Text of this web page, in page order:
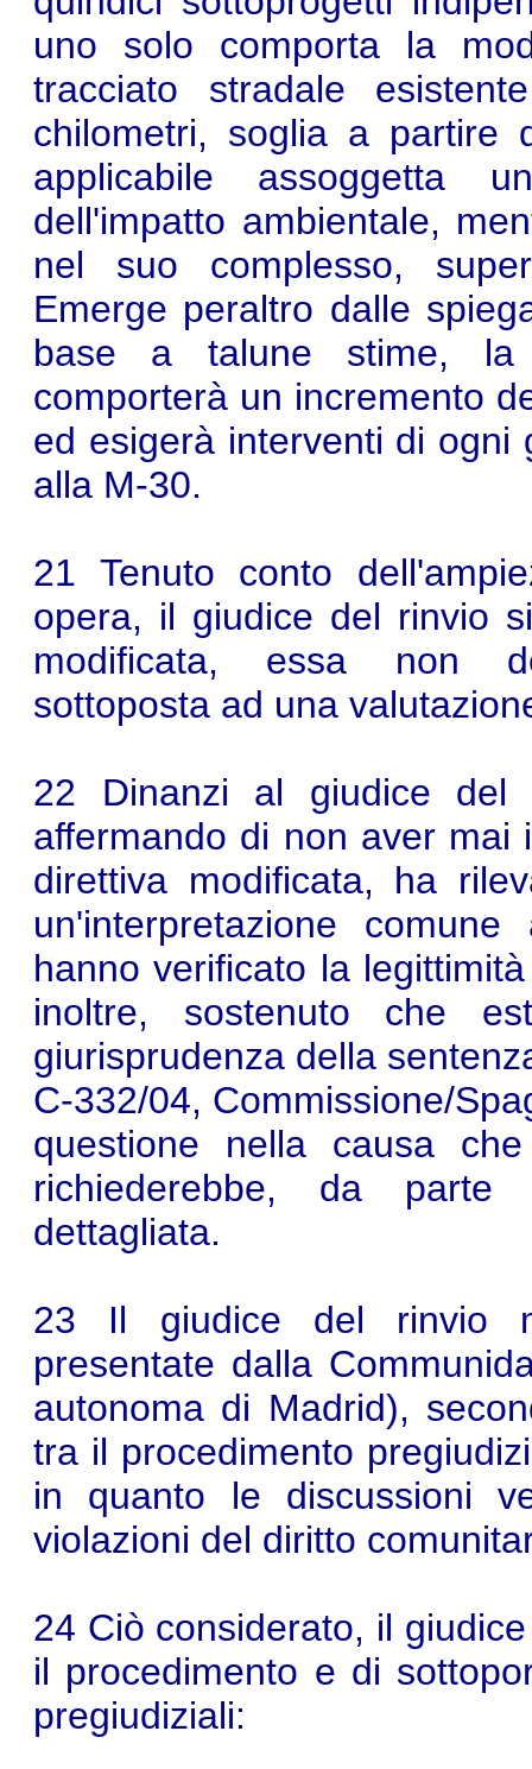
uno solo comporta la
tracciato stradale
chilometri, soglia a partire
applicabile assoggetta
dell'impatto ambientale,
nel suo complesso,
Emerge peraltro dalle
base a talune stime, la
comporterà un incremento
ed esigerà interventi di ogni
alla M-30.
21 Tenuto conto
opera, il giudice del rinvio
modificata, essa non
sottoposta ad una
22 Dinanzi al giudice del
affermando di non aver mai
direttiva modificata, ha
un'interpretazione
hanno verificato la
inoltre, sostenuto che
giurisprudenza della
C‑332/04, Commissione/
questione nella causa
richiederebbe, da parte
dettagliata.
23 Il giudice del rinvio
presentate dalla
autonoma di Madrid),
tra il procedimento
in quanto le discussioni
violazioni del diritto
24 Ciò considerato, il
il procedimento e di
pregiudiziali: